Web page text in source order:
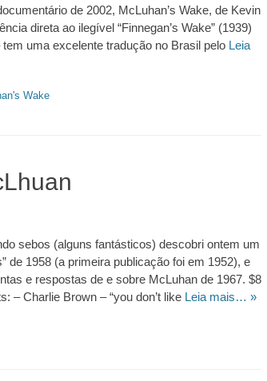
de 2002, McLuhan’s Wake, de Kevin
direta ao ilegível “Finnegan’s Wake” (1939)
uma excelente tradução no Brasil pelo Leia
Wake
sebos (alguns fantásticos) descobri ontem um
de 1958 (a primeira publicação foi em 1952), e
e respostas de e sobre McLuhan de 1967. $8
Charlie Brown – “you don’t like Leia mais… »